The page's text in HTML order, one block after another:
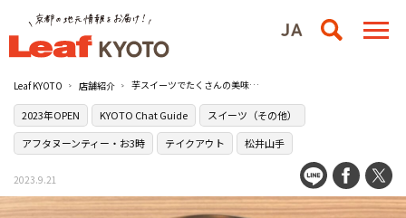
Leaf KYOTO 店舗紹介 芋スイーツでたくさんの美味しいを届ける［高級芋菓子しみず 京都松井山手店］
2023年OPEN KYOTO Chat Guide
スイーツ（その他）
アフタヌーンティー・お3時
テイクアウト 松井山手
2023.9.21